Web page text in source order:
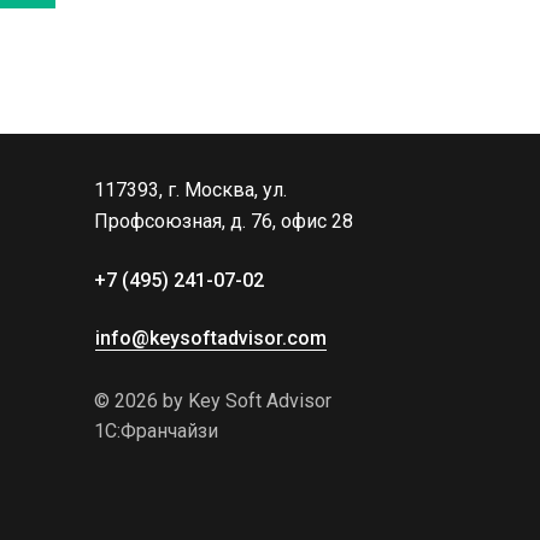
© 2026 by Key Soft Advisor
1С:Франчайзи
+7 (495) 241-07-02
info@keysoftadvisor.com
117393, г. Москва, ул.
Профсоюзная, д. 76, офис 28